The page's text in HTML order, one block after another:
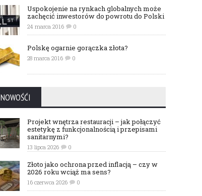
Uspokojenie na rynkach globalnych może
zachęcić inwestorów do powrotu do Polski
24 marca 2016 0
Polskę ogarnie gorączka złota?
28 marca 2016 0
NOWOŚĆI
Projekt wnętrza restauracji – jak połączyć
estetykę z funkcjonalnością i przepisami
sanitarnymi?
13 lipca 2026 0
Złoto jako ochrona przed inflacją – czy w
2026 roku wciąż ma sens?
16 czerwca 2026 0